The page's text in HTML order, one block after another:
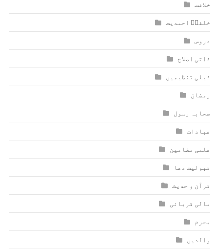
خلافت
خلفاؑ احمدیت
دروس
ذاتی اصلاح
ذیلی تنظیمیں
رمضان
صحابہ رسول
عبادات
علمی مضامین
قبولیت دعا
قرآن و حدیث
مالی قربانی
محرم
والدین